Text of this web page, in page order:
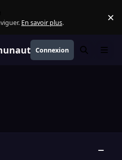
En savoir plus. ×
GTA VI
Connexion Rechercher
Menu